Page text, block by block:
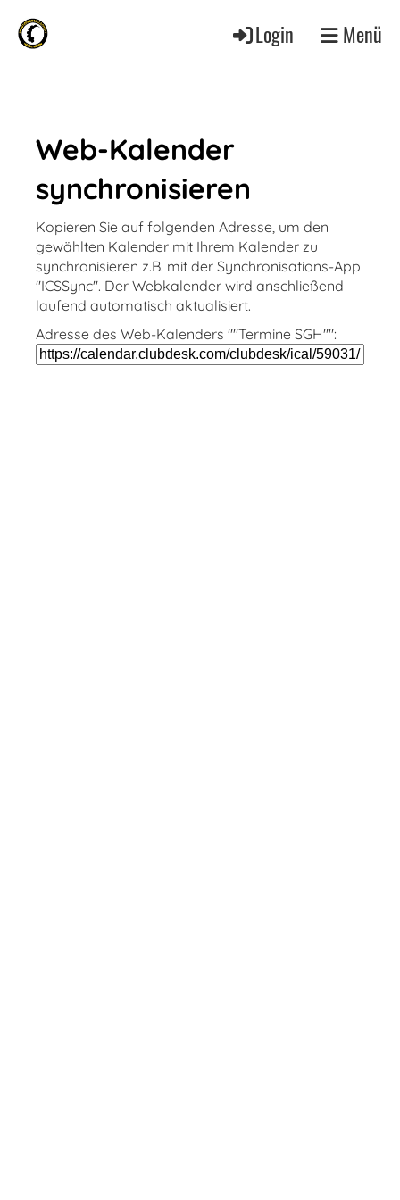
Login Menü
Web-Kalender
synchronisieren
Kopieren Sie auf folgenden Adresse, um den
gewählten Kalender mit Ihrem Kalender zu
synchronisieren z.B. mit der Synchronisations-App
"ICSSync". Der Webkalender wird anschließend
laufend automatisch aktualisiert.
Adresse des Web-Kalenders ""Termine SGH"":